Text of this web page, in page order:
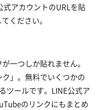
アカウントのURLを貼
ください。
一つしか貼れません。
」。無料でいくつかの
ツールです。LINE公式ア
のリンクにもまとめ